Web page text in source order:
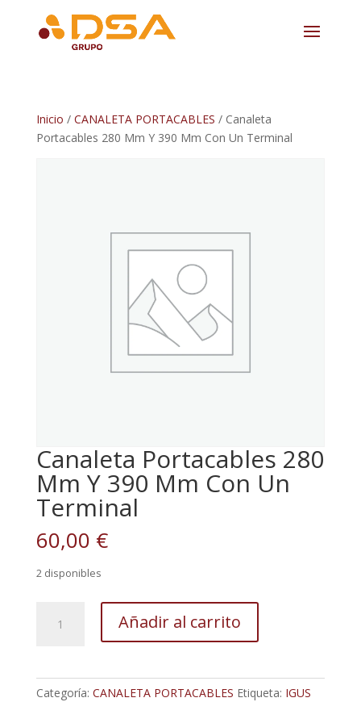
Inicio / CANALETA PORTACABLES / Canaleta
Portacables 280 Mm Y 390 Mm Con Un Terminal
Canaleta Portacables 280
Mm Y 390 Mm Con Un
Terminal
60,00 €
2 disponibles
Portacables
Añadir al carrito
Categoría: CANALETA PORTACABLES Etiqueta: IGUS